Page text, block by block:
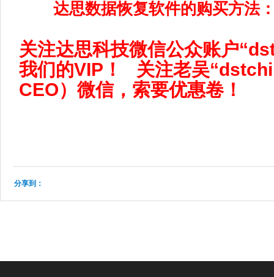
都可以返回达思公司进行深造，把
决。
达思数据恢复实验室加强班安
一对一授课，随报名随学。
达思数据恢复高级班注意事项
订房。
3、预约报名咨询010-62672120